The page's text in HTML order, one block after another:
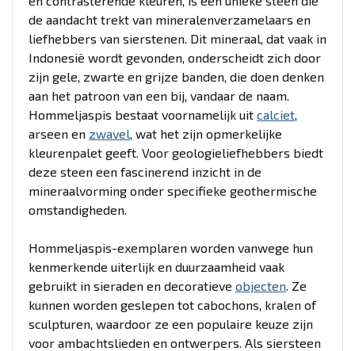
de aandacht trekt van mineralenverzamelaars en
liefhebbers van sierstenen. Dit mineraal, dat vaak in
Indonesië wordt gevonden, onderscheidt zich door
zijn gele, zwarte en grijze banden, die doen denken
aan het patroon van een bij, vandaar de naam.
Hommeljaspis bestaat voornamelijk uit calciet,
arseen en zwavel, wat het zijn opmerkelijke
kleurenpalet geeft. Voor geologieliefhebbers biedt
deze steen een fascinerend inzicht in de
mineraalvorming onder specifieke geothermische
omstandigheden.
Hommeljaspis-exemplaren worden vanwege hun
kenmerkende uiterlijk en duurzaamheid vaak
gebruikt in sieraden en decoratieve objecten. Ze
kunnen worden geslepen tot cabochons, kralen of
sculpturen, waardoor ze een populaire keuze zijn
voor ambachtslieden en ontwerpers. Als siersteen